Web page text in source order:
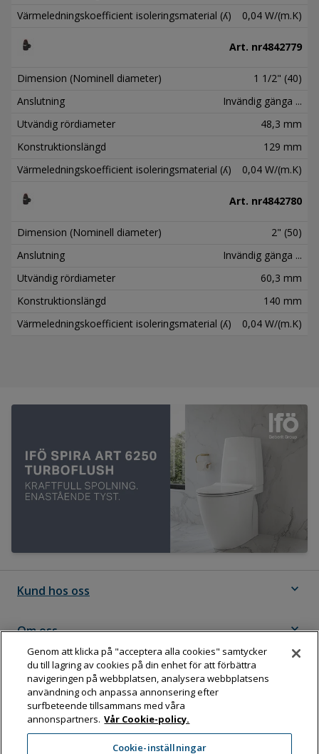
Värmeledningskoefficient isoleringsmaterial (ʎ)
0,04 W/(m.K)
Art. nr4842779
Dimension (Nominell diameter)
1 1/2" (40)
Anslutning
Invändig gänga ...
Utvändig rördiameter
48,3 mm
Konstruktionslängd
129 mm
Värmeledningskoefficient isoleringsmaterial (ʎ)
0,04 W/(m.K)
Art. nr4842780
Dimension (Nominell diameter)
2" (50)
Anslutning
Invändig gänga ...
Utvändig rördiameter
60,3 mm
Konstruktionslängd
140 mm
Värmeledningskoefficient isoleringsmaterial (ʎ)
0,04 W/(m.K)
Kund hos oss expand_more
Om oss expand_more
Följ Dahl
Dahl Sverige AB
Genom att klicka på "acceptera alla cookies" samtycker
du till lagring av cookies på din enhet för att förbättra
navigeringen på webbplatsen, analysera webbplatsens
användning och anpassa annonsering efter
surfbeteende tillsammans med våra
annonspartners. Vår Cookie-policy.
Cookie-inställningar